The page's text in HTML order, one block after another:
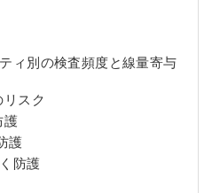
ィ別の検査頻度と線量寄与
スク
護
護
防護